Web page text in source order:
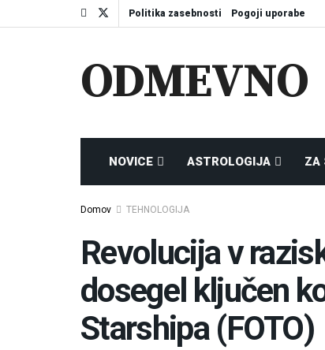
Politika zasebnosti Pogoji uporabe
ODMEVNO
NOVICE ASTROLOGIJA ZA
Domov TEHNOLOGIJA
Revolucija v
dosegel ključen
Starshipa (FOTO)